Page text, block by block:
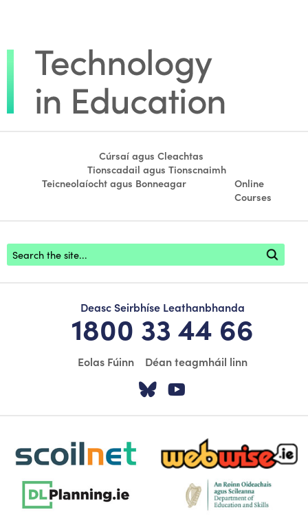
Cúrsaí agus Cleachtas
Tionscadail agus Tionscnaimh
Teicneolaíocht agus Bonneagar
Online
Courses
Footer search
Deasc Seirbhíse Leathanbhanda
1800 33 44 66
Eolas Fúinn Déan teagmháil linn
Tabhair cuairt ar
scoilnet-footer-logo3 webwise-logo-sticky
dlplanning-footer-logo-5 dept-education-footer-